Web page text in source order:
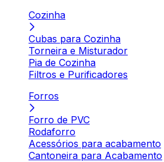
Cozinha
Cubas para Cozinha
Torneira e Misturador
Pia de Cozinha
Filtros e Purificadores
Forros
Forro de PVC
Rodaforro
Acessórios para acabamento
Cantoneira para Acabamento